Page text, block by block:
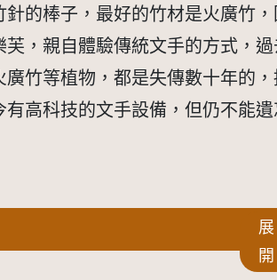
的棒子，最好的竹材是火廣竹，
，親自體驗傳統文手的方式，過
竹等植物，都是失傳數十年的，
高科技的文手設備，但仍不能遺
展
開